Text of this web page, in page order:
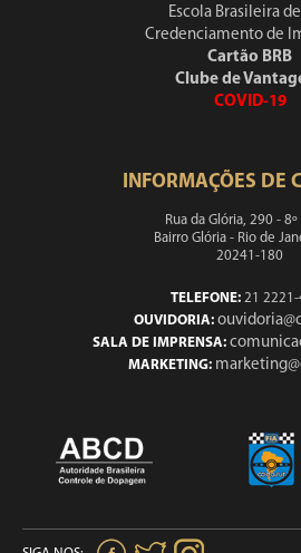
Escola Brasileira
Credenciamento de
Cartão BRB
Clube de
COVID-19
INFORMAÇÕES DE
Rua da Glória, 290 -
Bairro Glória - Rio de
20241-180
TELEFONE:21 2221-
OUVIDORIA:
SALA DE IMPRENSA:
MARKETING: